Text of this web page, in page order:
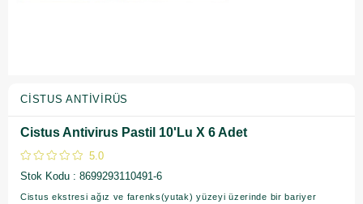
CISTUS ANTIVIRÜS
Cistus Antivirus Pastil 10'Lu X 6 Adet
5.0
Stok Kodu
8699293110491-6
Cistus ekstresi ağız ve farenks(yutak) yüzeyi üzerinde bir bariyer